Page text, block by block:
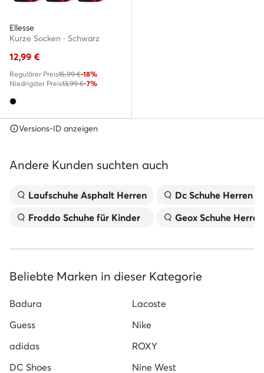
Ellesse
Kurze Socken · Schwarz
12,99 €
Regulärer Preis15,99 €-18%
Niedrigster Preis13,99 €-7%
Versions-ID anzeigen
Andere Kunden suchten auch
Laufschuhe Asphalt Herren
Froddo Schuhe für Kinder
Dc Schuhe Herren
Geox Schuhe Herren
Beliebte Marken in dieser Kategorie
Badura
Lacoste
Guess
Nike
adidas
ROXY
DC Shoes
Nine West